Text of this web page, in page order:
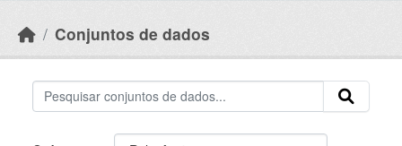
Conjuntos de dados